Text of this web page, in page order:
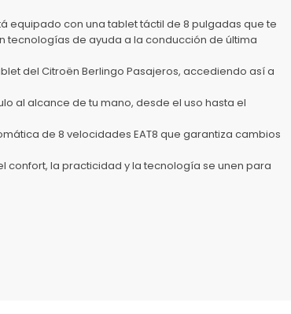
equipado con una tablet táctil de 8 pulgadas que te
tecnologías de ayuda a la conducción de última
del Citroën Berlingo Pasajeros, accediendo así a
al alcance de tu mano, desde el uso hasta el
de 8 velocidades EAT8 que garantiza cambios
confort, la practicidad y la tecnología se unen para